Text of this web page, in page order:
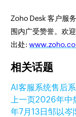
Zoho Desk 客户服
围内广受赞誉。欢
出处:
相关话题
AI客服系统售后
上一页2026年中
年7月13日邹以岑